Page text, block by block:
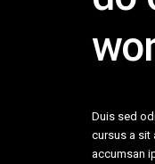
Duis sed
cursus a sit
accumsan